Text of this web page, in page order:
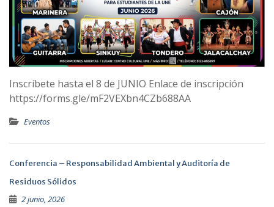
Inscríbete hasta el 8 de JUNIO Enlace de inscripción
https://forms.gle/mF2VEXbn4CZb688AA
Eventos
Conferencia – Responsabilidad Ambiental y Auditoría de
Residuos Sólidos
2 junio, 2026